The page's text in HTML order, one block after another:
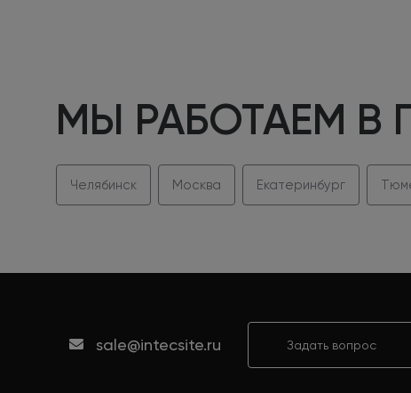
МЫ РАБОТАЕМ В
Челябинск Москва Екатеринбург
sale@intecsite.ru Задать вопрос